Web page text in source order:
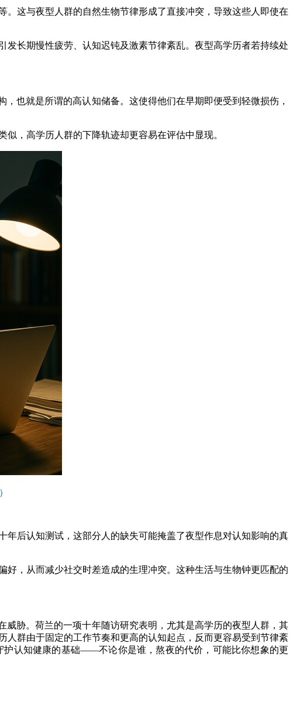
这与夜型人群的自然生物节律形成了直接冲突，导致这些人即使在
长期慢性疲劳、认知迟钝及激素节律紊乱。夜型高学历者若持续处
也就是所谓的高认知储备。这使得他们在早期即便受到轻微损伤，
，高学历人群的下降轨迹却更容易在评估中显现。
后认知测试，这部分人的缺失可能掩盖了夜型作息对认知影响的真
，从而减少社交时差造成的生理冲突。这种生活与生物钟更匹配的
胁。荷兰的一项十年随访研究表明，尤其是高学历的夜型人群，其
群由于固定的工作节奏和更高的认知起点，反而更容易受到节律紊
护认知健康的基础——不论你是谁，熬夜的代价，可能比你想象的更